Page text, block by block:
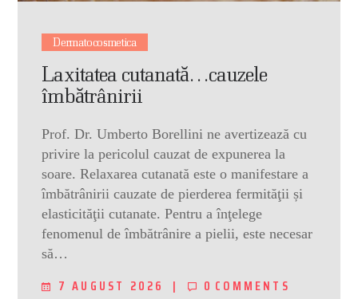
Dermatocosmetica
Laxitatea cutanată…cauzele
îmbătrânirii
Prof. Dr. Umberto Borellini ne avertizează cu
privire la pericolul cauzat de expunerea la
soare. Relaxarea cutanată este o manifestare a
îmbătrânirii cauzate de pierderea fermităţii și
elasticităţii cutanate. Pentru a înţelege
fenomenul de îmbătrânire a pielii, este necesar
să…
7 AUGUST 2026 0 COMMENTS